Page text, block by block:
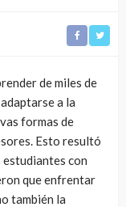
de miles de
a la
formas de
Esto resultó
estudiantes con
que enfrentar
también la